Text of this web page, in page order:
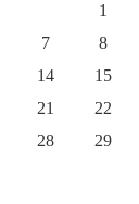
1
7 8
14 15
21 22
28 29